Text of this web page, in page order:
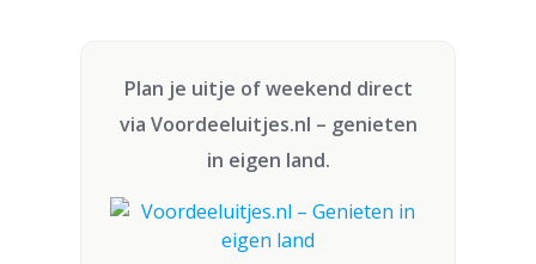
Plan je uitje of weekend direct
via Voordeeluitjes.nl – genieten
in eigen land.